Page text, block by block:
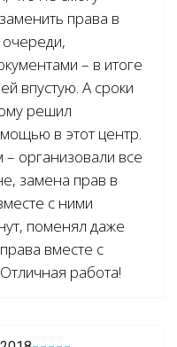
права в
– в итоге
впустую. А сроки
решил
в этот центр.
организовали все
замена прав в
с ними
поменял даже
вместе с
работа!